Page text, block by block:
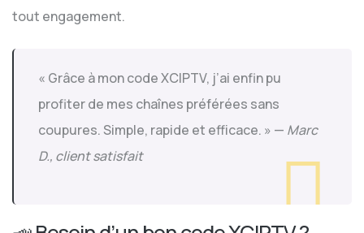
tout engagement.
« Grâce à mon code XCIPTV, j’ai enfin pu
profiter de mes chaînes préférées sans
coupures. Simple, rapide et efficace. » — Marc
D., client satisfait